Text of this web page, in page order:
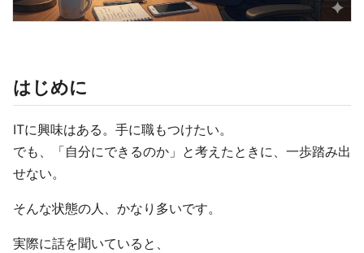
はじめに
ITに興味はある。手に職もつけたい。
でも、「自分にできるのか」と考えたときに、一歩踏み出
せない。
そんな状態の人、かなり多いです。
実際に話を聞いていると、